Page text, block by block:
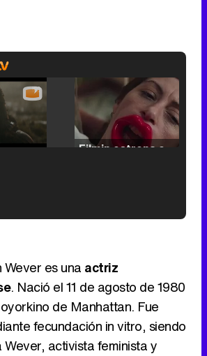
Unmute /
es una actriz
. Nació el 11 de agosto de 1980
de Manhattan. Fue
fecundación in vitro, siendo
activista feminista y